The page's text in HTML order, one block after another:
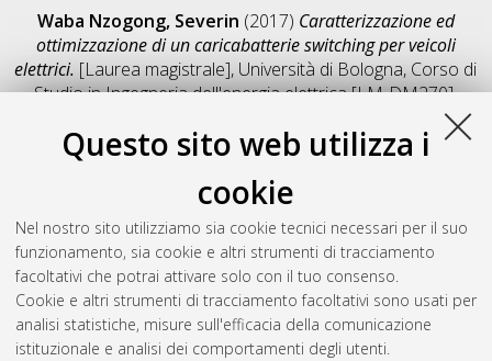
Questo sito web utilizza i
cookie
Nel nostro sito utilizziamo sia cookie tecnici necessari per il suo
funzionamento, sia cookie e altri strumenti di tracciamento
facoltativi che potrai attivare solo con il tuo consenso.
Cookie e altri strumenti di tracciamento facoltativi sono usati per
analisi statistiche, misure sull'efficacia della comunicazione
istituzionale e analisi dei comportamenti degli utenti.
Waba Nzogong, Severin (2017) Caratterizzazione ed
ottimizzazione di un caricabatterie switching per veicoli
elettrici. [Laurea magistrale], Università di Bologna, Corso di
Studio inIngegneria dell'energia elettrica [LM-DM270],
Salva citazione
Condividi
Il full-text non è disponibile per scelta dell'autore. (
Abstract
Altri metadati
Gestione del documento: